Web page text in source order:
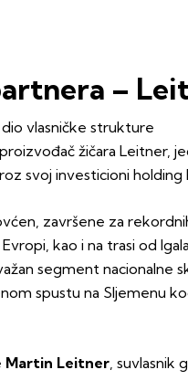
–
žičara Leitner,
svoj investicioni holding
završene za
kao i na trasi od
segment
spustu na Sljemenu
Martin Leitner , suvlasnik